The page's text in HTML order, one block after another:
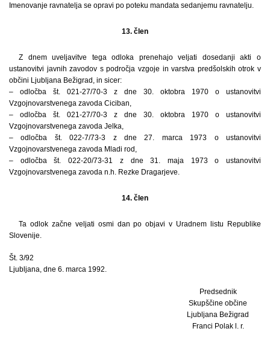
Imenovanje ravnatelja se opravi po poteku mandata sedanjemu ravnatelju.
13. člen
Z dnem uveljavitve tega odloka prenehajo veljati dosedanji akti o
ustanovitvi javnih zavodov s področja vzgoje in varstva predšolskih otrok v
občini Ljubljana Bežigrad, in sicer:
– odločba št. 021-27/70-3 z dne 30. oktobra 1970 o ustanovitvi
Vzgojnovarstvenega zavoda Ciciban,
– odločba št. 021-27/70-3 z dne 30. oktobra 1970 o ustanovitvi
Vzgojnovarstvenega zavoda Jelka,
– odločba št. 022-7/73-3 z dne 27. marca 1973 o ustanovitvi
Vzgojnovarstvenega zavoda Mladi rod,
– odločba št. 022-20/73-31 z dne 31. maja 1973 o ustanovitvi
Vzgojnovarstvenega zavoda n.h. Rezke Dragarjeve.
14. člen
Ta odlok začne veljati osmi dan po objavi v Uradnem listu Republike
Slovenije.
Št. 3/92
Ljubljana, dne 6. marca 1992.
Predsednik
Skupščine občine
Ljubljana Bežigrad
Franci Polak l. r.